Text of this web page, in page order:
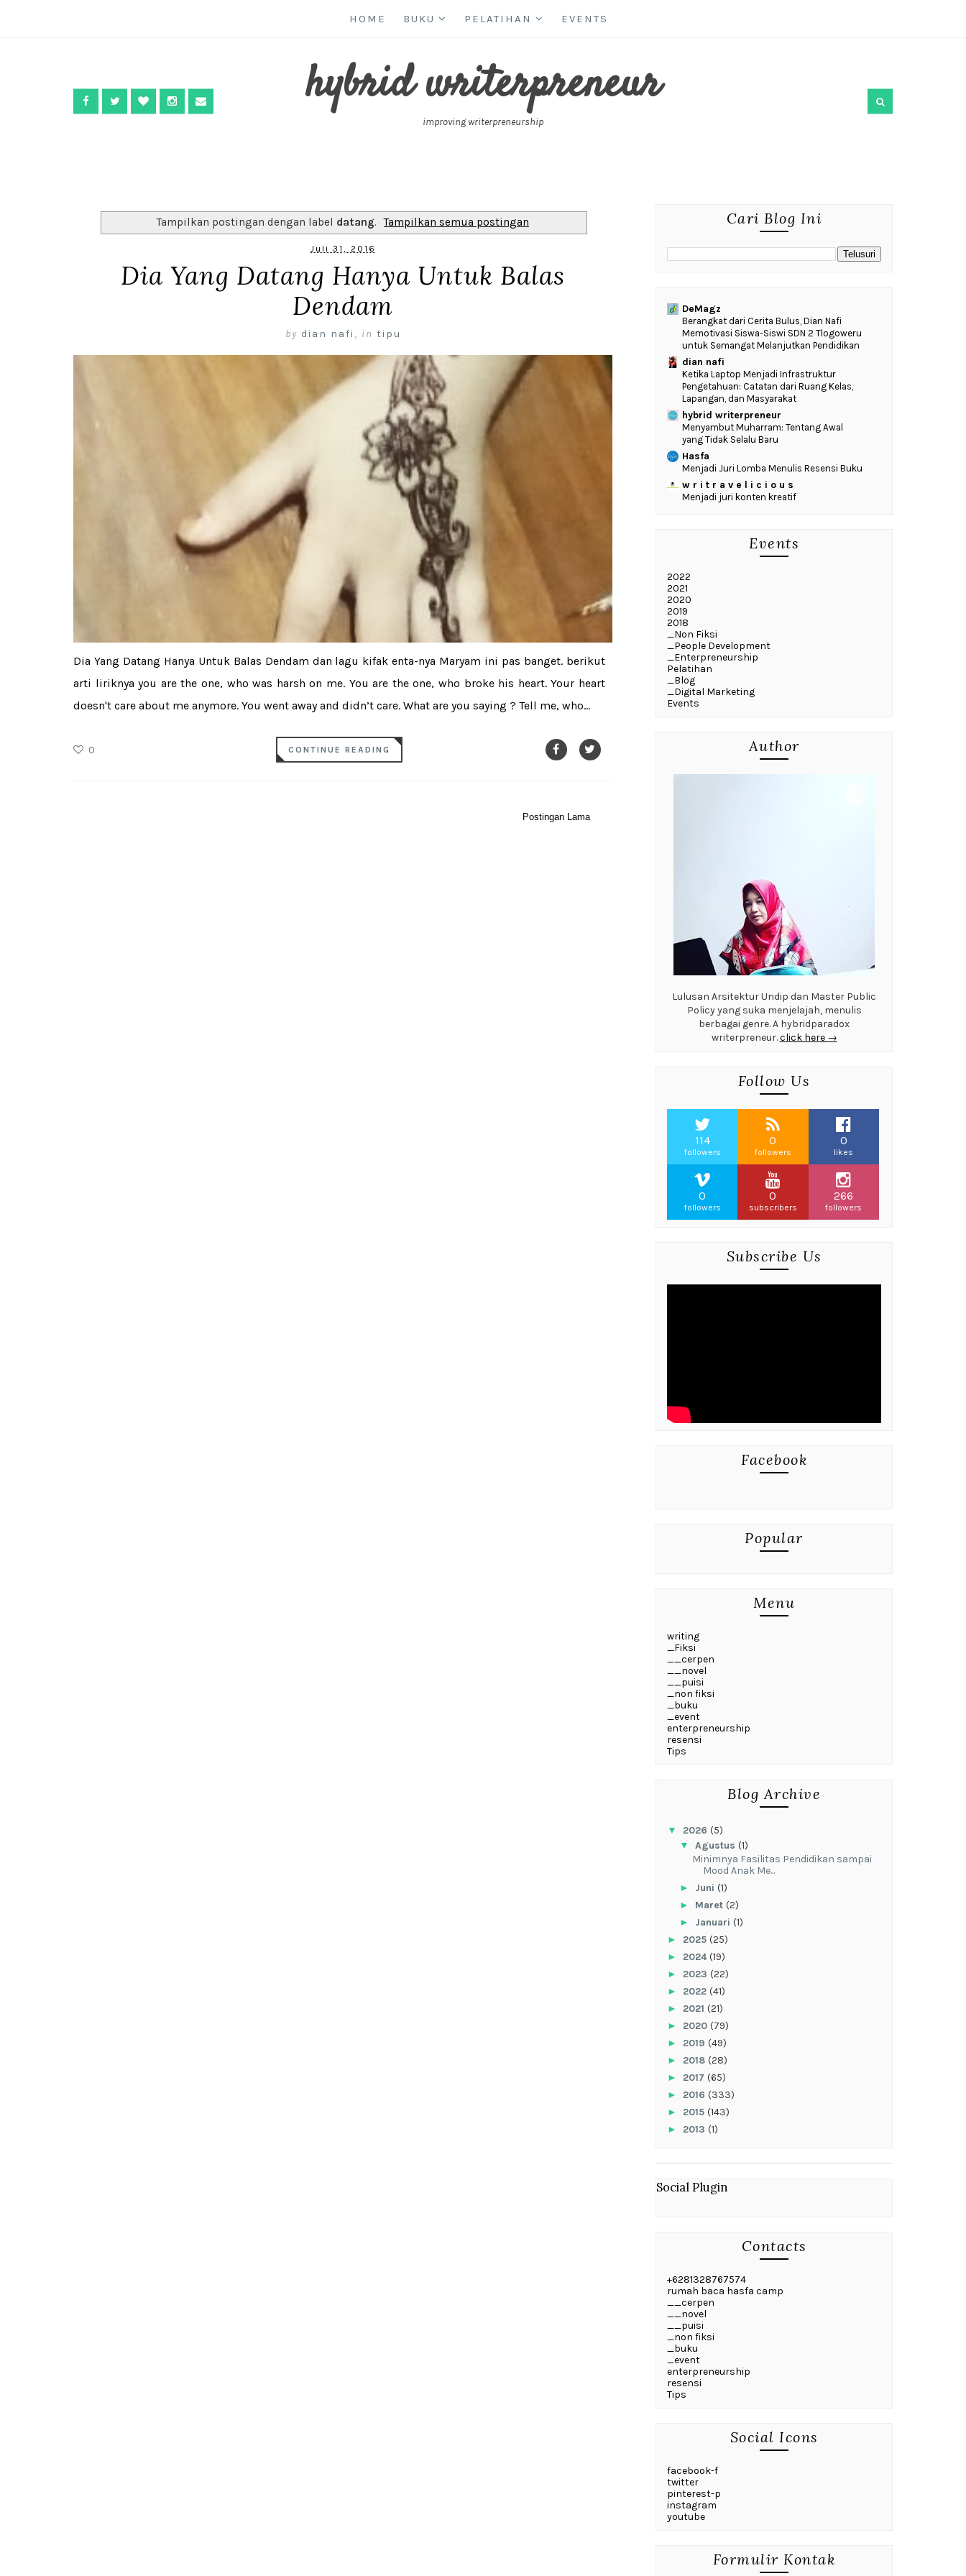
HOME BUKU PELATIHAN EVENTS
hybrid writerpreneur
improving writerpreneurship
Tampilkan postingan dengan label datang. Tampilkan semua postingan
Juli 31, 2016
Dia Yang Datang Hanya Untuk Balas
Dendam
by dian nafi , in tipu
Dia Yang Datang Hanya Untuk Balas Dendam dan lagu kifak enta-nya Maryam ini pas banget. berikut
arti liriknya you are the one, who was harsh on me. You are the one, who broke his heart. Your heart
doesn't care about me anymore. You went away and didn’t care. What are you saying ? Tell me, who...
0 CONTINUE READING
Postingan Lama
Cari Blog Ini
DeMagz
‎Berangkat dari Cerita Bulus, Dian Nafi
Memotivasi Siswa-Siswi SDN 2 Tlogoweru
untuk Semangat Melanjutkan Pendidikan
dian nafi
Ketika Laptop Menjadi Infrastruktur
Pengetahuan: Catatan dari Ruang Kelas,
Lapangan, dan Masyarakat
hybrid writerpreneur
Menyambut Muharram: Tentang Awal
yang Tidak Selalu Baru
Hasfa
Menjadi Juri Lomba Menulis Resensi Buku
w r i t r a v e l i c i o u s
Menjadi juri konten kreatif
Events
2022
2021
2020
2019
2018
_Non Fiksi
_People Development
_Enterpreneurship
Pelatihan
_Blog
_Digital Marketing
Events
Author
Lulusan Arsitektur Undip dan Master Public
Policy yang suka menjelajah, menulis
berbagai genre. A hybridparadox
writerpreneur.click here →
Follow Us
114
followers
0
followers
0
likes
0
followers
0
subscribers
266
followers
Subscribe Us
Facebook
Popular
Menu
writing
_Fiksi
__cerpen
__novel
__puisi
_non fiksi
_buku
_event
enterpreneurship
resensi
Tips
Blog Archive
▼ 2026 (5)
▼ Agustus (1)
‎Minimnya Fasilitas Pendidikan sampai
Mood Anak Me...
► Juni (1)
► Maret (2)
► Januari (1)
► 2025 (25)
► 2024(19)
► 2023 (22)
► 2022 (41)
► 2021 (21)
► 2020 (79)
► 2019 (49)
► 2018 (28)
► 2017 (65)
► 2016 (333)
► 2015 (143)
► 2013 (1)
Social Plugin
Contacts
+6281328767574
rumah baca hasfa camp
__cerpen
__novel
__puisi
_non fiksi
_buku
_event
enterpreneurship
resensi
Tips
Social Icons
facebook-f
twitter
pinterest-p
instagram
youtube
Formulir Kontak